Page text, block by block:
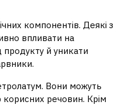
компонентів. Деякі з
впливати на
продукту й уникати
Вони можуть
речовин. Крім